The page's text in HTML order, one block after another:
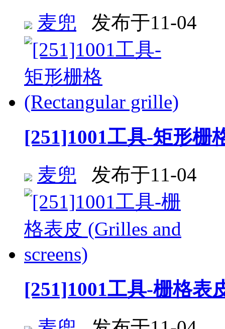
麦兜 发布于11-04
[251]1001工具-矩形栅
麦兜 发布于11-04
[251]1001工具-栅格表